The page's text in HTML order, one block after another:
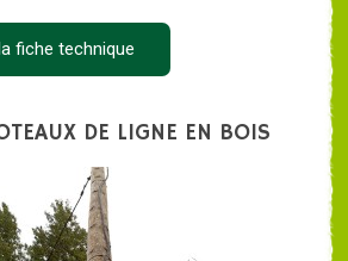
fiche technique
DE LIGNE EN BOIS